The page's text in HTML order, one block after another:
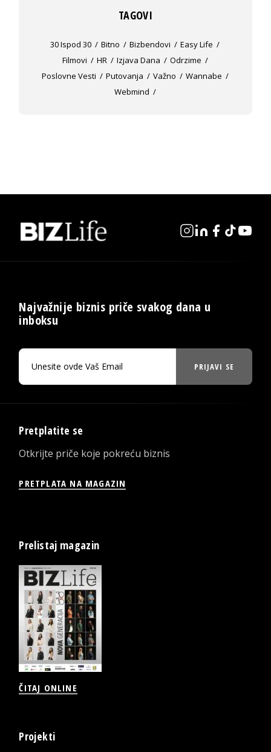
TAGOVI
30 Ispod 30 Bitno Bizbendovi
Easy Life
Filmovi
HR Izjava Dana
Odrzime
Poslovne Vesti
Putovanja Važno
Wannabe
Webmind
Najvažnije biznis priče svakog dana u
inboksu
PRIJAVI SE
Pretplatite se
Otkrijte priče koje pokreću biznis
PRETPLATA NA MAGAZIN
Prelistaj magazin
ČITAJ ONLINE
Projekti